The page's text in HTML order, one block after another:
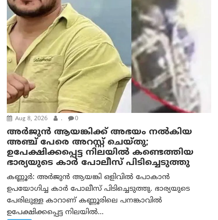
Aug 8, 2026 . 0
അര്‍ജുന്‍ ആയങ്കിക്ക് അഭയം നല്‍കിയ
അഞ്ച് പേരെ അറസ്റ്റ് ചെയ്തു;
ഉപേക്ഷിക്കപ്പെട്ട നിലയില്‍ കണ്ടെത്തിയ
ഭാര്യയുടെ കാര്‍ പോലീസ് പിടിച്ചെടുത്തു
കണ്ണൂർ: അർജുൻ ആയങ്കി ഒളിവിൽ പോകാൻ
ഉപയോഗിച്ച കാർ പോലീസ് പിടിച്ചെടുത്തു. ഭാര്യയുടെ
പേരിലുള്ള കാറാണ് കണ്ണൂരിലെ പനങ്കാവിൽ
ഉപേക്ഷിക്കപ്പെട്ട നിലയിൽ...